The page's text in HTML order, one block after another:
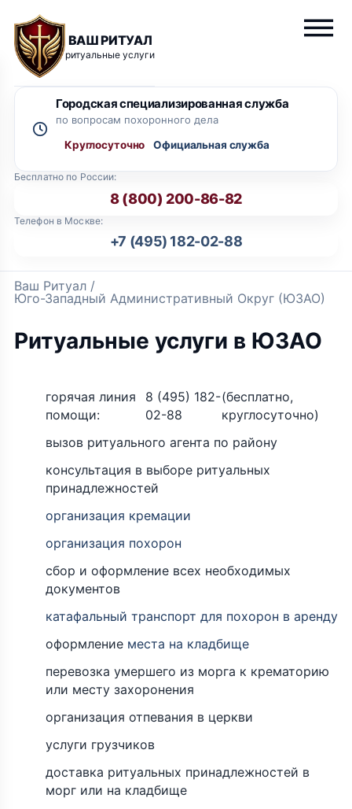
ВАШ РИТУАЛ
ритуальные услуги
Бесплатно по России:
8 (800) 200-86-82
Телефон в Москве:
+7 (495) 182-02-88
Городская специализированная служба
по вопросам похоронного дела
Круглосуточно
Ваш Ритуал /
Юго-Западный Административный Округ (ЮЗАО)
Ритуальные услуги в ЮЗАО
горячая линия
помощи:
8 (495) 182-
02-88
(бесплатно,
круглосуточно)
вызов ритуального агента по району
консультация в выборе ритуальных
принадлежностей
организация кремации
организация похорон
сбор и оформление всех необходимых
документов
катафальный транспорт для похорон в аренду
оформление места на кладбище
перевозка умершего из морга к крематорию
или месту захоронения
организация отпевания в церкви
услуги грузчиков
доставка ритуальных принадлежностей в
морг или на кладбище